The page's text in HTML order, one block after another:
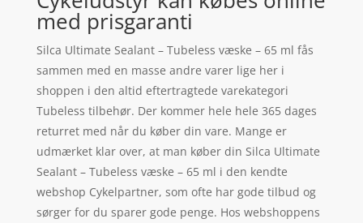
med prisgaranti
Silca Ultimate Sealant – Tubeless væske – 65 ml fås
sammen med en masse andre varer lige her i
shoppen i den altid eftertragtede varekategori
Tubeless tilbehør. Der kommer hele hele 365 dages
returret med når du køber din vare. Mange er
udmærket klar over, at man køber din Silca Ultimate
Sealant – Tubeless væske – 65 ml i den kendte
webshop Cykelpartner, som ofte har gode tilbud og
sørger for du sparer gode penge. Hos webshoppens